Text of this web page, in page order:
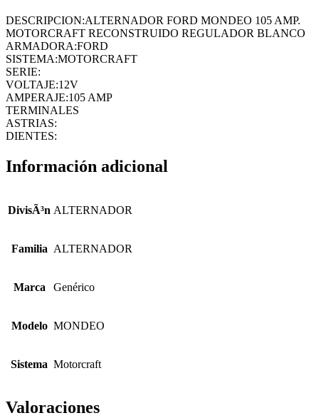
DESCRIPCION:ALTERNADOR FORD MONDEO 105 AMP.
MOTORCRAFT RECONSTRUIDO REGULADOR BLANCO
ARMADORA:FORD
SISTEMA:MOTORCRAFT
SERIE:
VOLTAJE:12V
AMPERAJE:105 AMP
TERMINALES
ASTRIAS:
DIENTES:
Información adicional
DivisÃ³n ALTERNADOR
Familia ALTERNADOR
Marca Genérico
Modelo MONDEO
Sistema Motorcraft
Valoraciones